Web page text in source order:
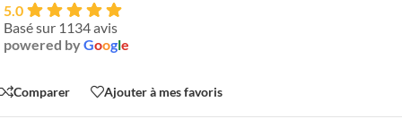
5.0
Basé sur 1134 avis
powered byGoogle
Comparer Ajouter à mes favoris